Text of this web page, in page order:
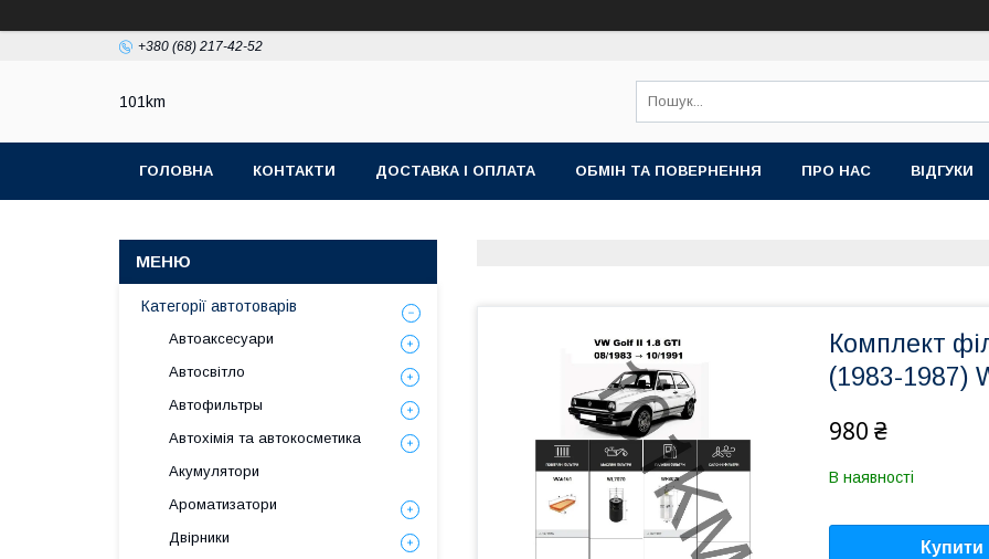
+380 (68) 217-42-52
101km
ГОЛОВНА КОНТАКТИ ДОСТАВКА І ОПЛАТА ОБМІН ТА ПОВЕРНЕННЯ ПРО НАС ВІДГУКИ
Комплект
(1983-1987)
980 ₴
В наявності
Купити
Категорії автотоварів
Автоаксесуари
Автосвітло
Автофильтры
Автохімія та автокосметика
Акумулятори
Ароматизатори
Двірники